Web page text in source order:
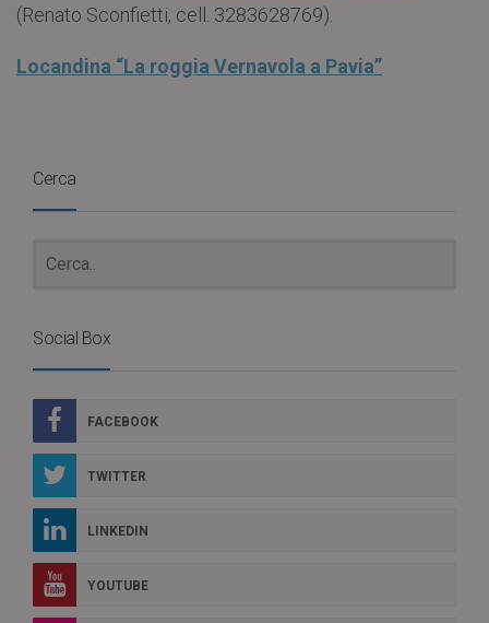
(Renato Sconfietti, cell. 3283628769).
Locandina “La roggia Vernavola a Pavia”
Cerca
Social Box
FACEBOOK
TWITTER
LINKEDIN
YOUTUBE